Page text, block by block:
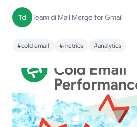
Td Team di Mail Merge for Gmail
#cold email #metrics #analytics